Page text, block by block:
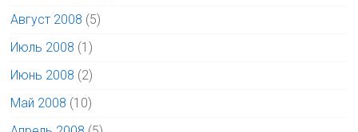
Август 2008 (5)
Июль 2008 (1)
Июнь 2008 (2)
Май 2008 (10)